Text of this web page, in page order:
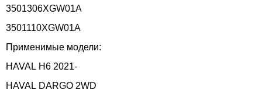
3501306XGW01A
3501110XGW01A
Применимые модели:
HAVAL H6 2021-
HAVAL DARGO 2WD